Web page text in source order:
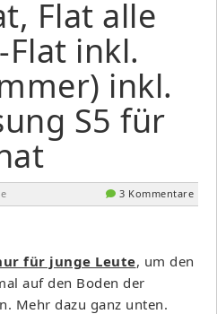
Flat alle
Flat inkl.
inkl.
S5 für
3 Kommentare
für junge Leute, um den
auf den Boden der
Mehr dazu ganz unten.